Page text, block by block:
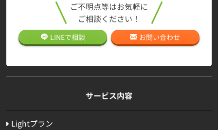
ご不明点等はお気軽に
ご相談ください！
LINEで相談 お問い合わせ
サービス内容
Lightプラン